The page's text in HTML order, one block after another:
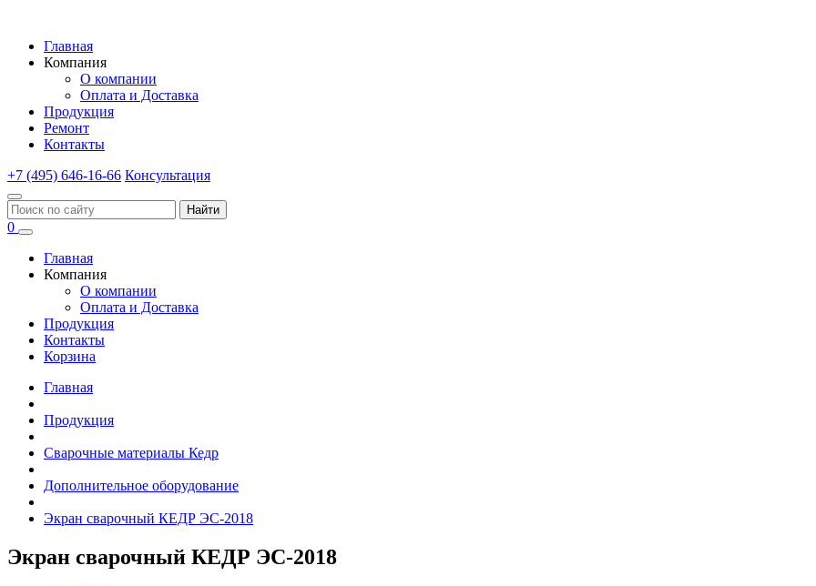
Главная
Компания
О компании
Оплата и Доставка
Продукция
Ремонт
Контакты
+7 (495) 646-16-66 Консультация
Найти
0
Главная
Компания
О компании
Оплата и Доставка
Продукция
Контакты
Корзина
Главная
Продукция
Сварочные материалы Кедр
Дополнительное оборудование
Экран сварочный КЕДР ЭС-2018
Экран сварочный КЕДР ЭС-2018